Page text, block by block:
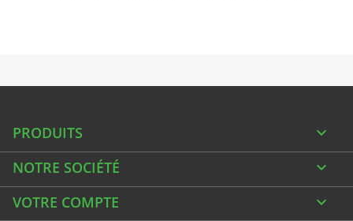
PRODUITS

NOTRE SOCIÉTÉ

VOTRE COMPTE
